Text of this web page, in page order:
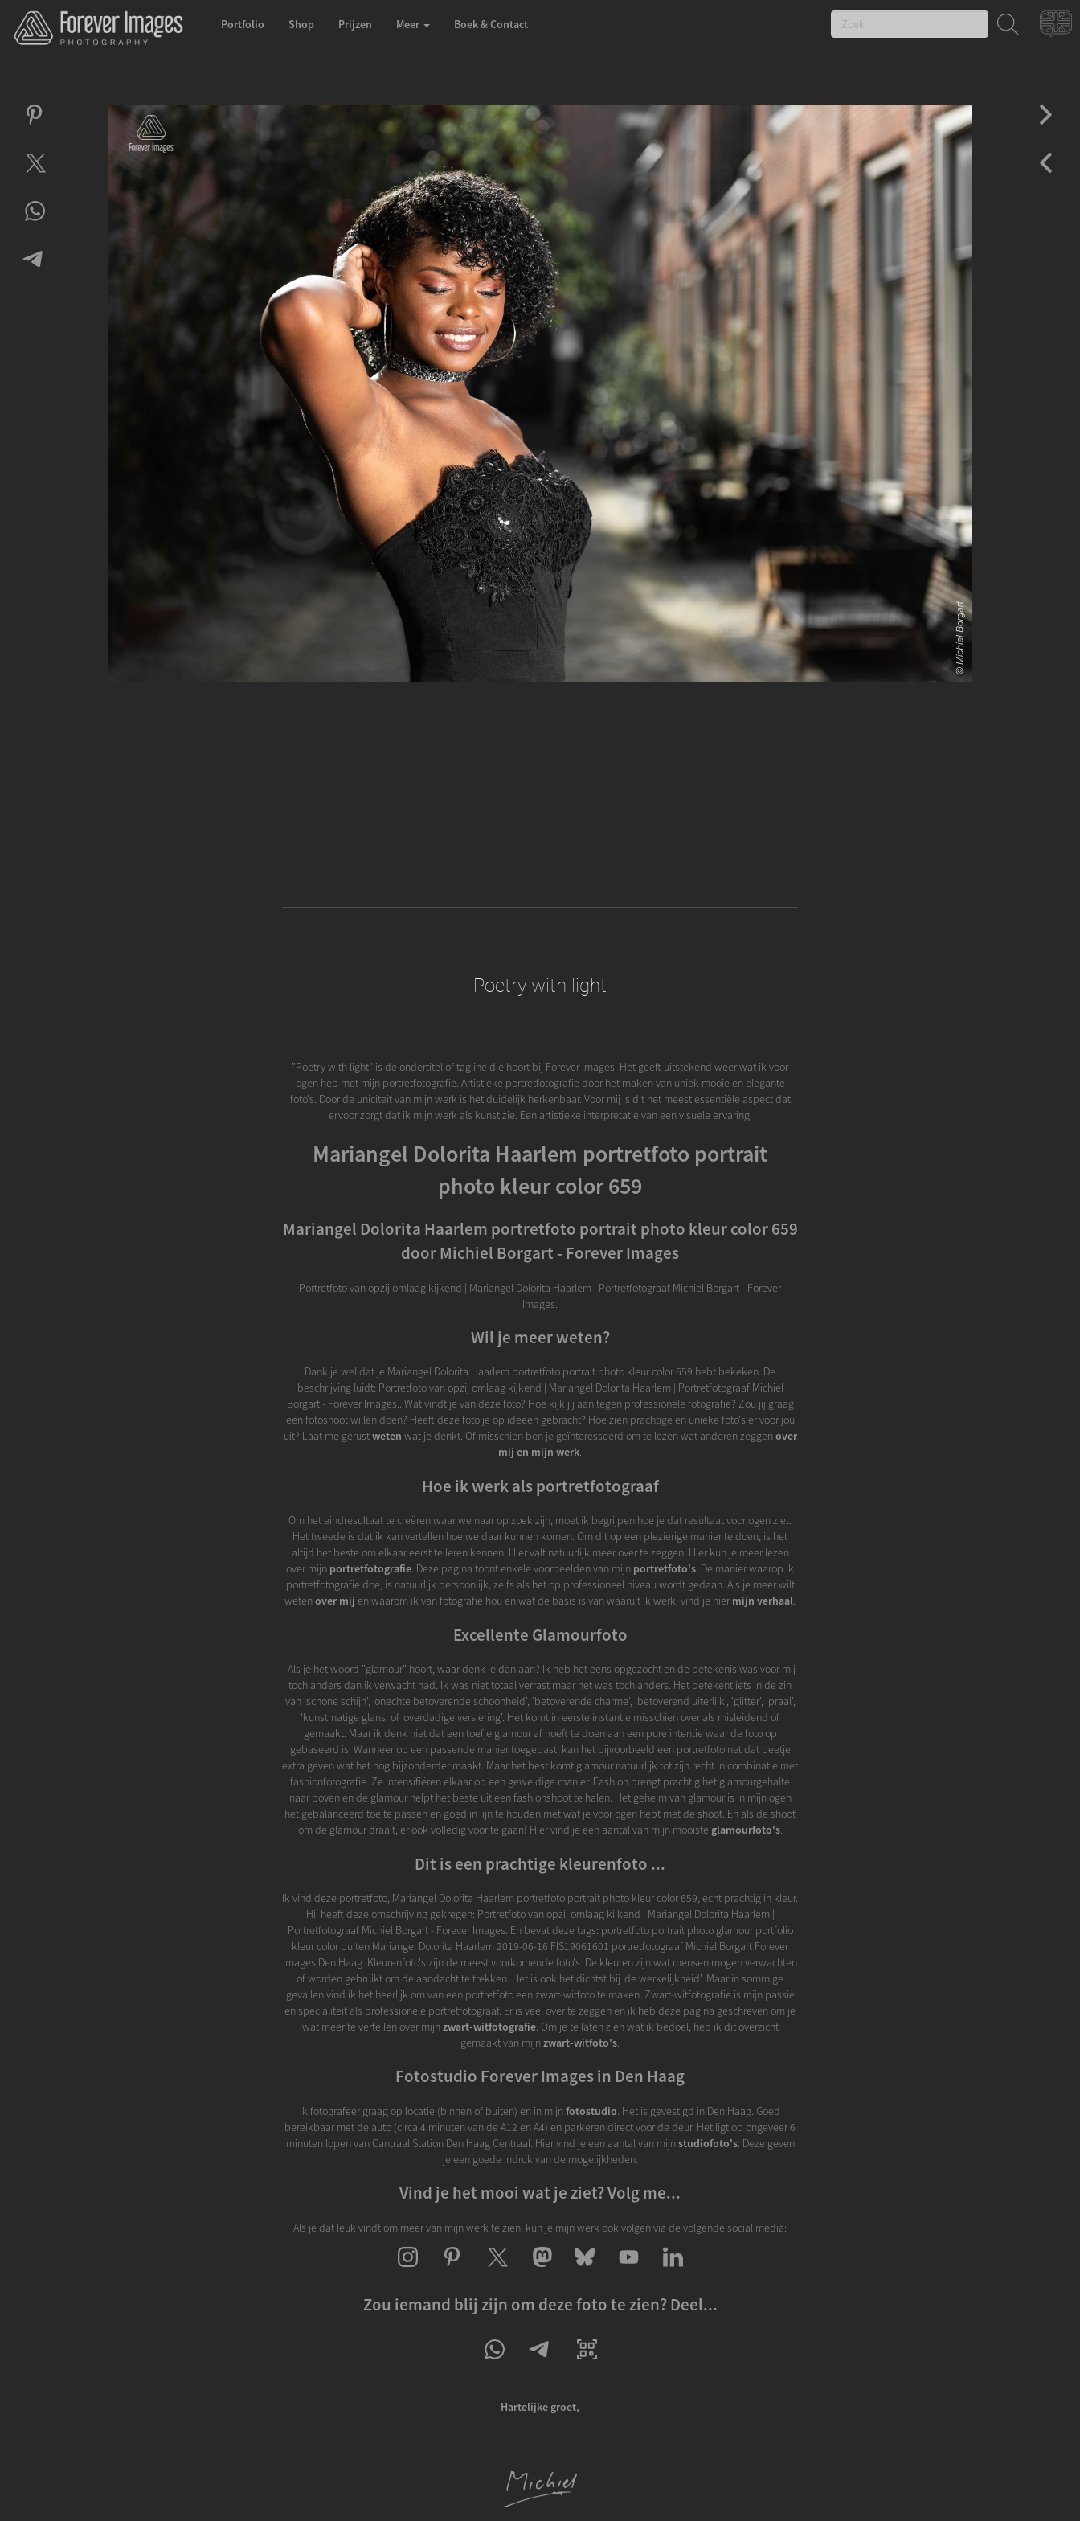
Portfolio Shop Prijzen Meer Boek & Contact
Poetry with light
"Poetry with light" is de ondertitel of tagline die hoort bij Forever Images. Het geeft uitstekend weer wat ik voor
ogen heb met mijn portretfotografie. Artistieke portretfotografie door het maken van uniek mooie en elegante
foto's. Door de uniciteit van mijn werk is het duidelijk herkenbaar. Voor mij is dit het meest essentiële aspect dat
ervoor zorgt dat ik mijn werk als kunst zie. Een artistieke interpretatie van een visuele ervaring.
Mariangel Dolorita Haarlem portretfoto portrait
photo kleur color 659
Mariangel Dolorita Haarlem portretfoto portrait photo kleur color 659
door Michiel Borgart - Forever Images
Portretfoto van opzij omlaag kijkend | Mariangel Dolorita Haarlem | Portretfotograaf Michiel Borgart - Forever
Images.
Wil je meer weten?
Dank je wel dat je Mariangel Dolorita Haarlem portretfoto portrait photo kleur color 659 hebt bekeken. De
beschrijving luidt: Portretfoto van opzij omlaag kijkend | Mariangel Dolorita Haarlem | Portretfotograaf Michiel
Borgart - Forever Images.. Wat vindt je van deze foto? Hoe kijk jij aan tegen professionele fotografie? Zou jij graag
een fotoshoot willen doen? Heeft deze foto je op ideeën gebracht? Hoe zien prachtige en unieke foto's er voor jou
uit? Laat me gerustweten wat je denkt. Of misschien ben je geïnteresseerd om te lezen wat anderen zeggenover
mij en mijn werk.
Hoe ik werk als portretfotograaf
Om het eindresultaat te creëren waar we naar op zoek zijn, moet ik begrijpen hoe je dat resultaat voor ogen ziet.
Het tweede is dat ik kan vertellen hoe we daar kunnen komen. Om dit op een plezierige manier te doen, is het
altijd het beste om elkaar eerst te leren kennen. Hier valt natuurlijk meer over te zeggen. Hier kun je meer lezen
over mijn portretfotografie. Deze pagina toont enkele voorbeelden van mijn portretfoto's. De manier waarop ik
portretfotografie doe, is natuurlijk persoonlijk, zelfs als het op professioneel niveau wordt gedaan. Als je meer wilt
wetenover mij en waarom ik van fotografie hou en wat de basis is van waaruit ik werk, vind je hiermijn verhaal.
Excellente Glamourfoto
Als je het woord "glamour" hoort, waar denk je dan aan? Ik heb het eens opgezocht en de betekenis was voor mij
toch anders dan ik verwacht had. Ik was niet totaal verrast maar het was toch anders. Het betekent iets in de zin
van 'schone schijn', 'onechte betoverende schoonheid', 'betoverende charme', 'betoverend uiterlijk', 'glitter', 'praal',
'kunstmatige glans' of 'overdadige versiering'. Het komt in eerste instantie misschien over als misleidend of
gemaakt. Maar ik denk niet dat een toefje glamour af hoeft te doen aan een pure intentie waar de foto op
gebaseerd is. Wanneer op een passende manier toegepast, kan het bijvoorbeeld een portretfoto net dat beetje
extra geven wat het nog bijzonderder maakt. Maar het best komt glamour natuurlijk tot zijn recht in combinatie met
fashionfotografie. Ze intensifiëren elkaar op een geweldige manier. Fashion brengt prachtig het glamourgehalte
naar boven en de glamour helpt het beste uit een fashionshoot te halen. Het geheim van glamour is in mijn ogen
het gebalanceerd toe te passen en goed in lijn te houden met wat je voor ogen hebt met de shoot. En als de shoot
om de glamour draait, er ook volledig voor te gaan! Hier vind je een aantal van mijn mooiste glamourfoto's.
Dit is een prachtige kleurenfoto ...
Ik vind deze portretfoto, Mariangel Dolorita Haarlem portretfoto portrait photo kleur color 659, echt prachtig in kleur.
Hij heeft deze omschrijving gekregen: Portretfoto van opzij omlaag kijkend | Mariangel Dolorita Haarlem |
Portretfotograaf Michiel Borgart - Forever Images. En bevat deze tags: portretfoto portrait photo glamour portfolio
kleur color buiten Mariangel Dolorita Haarlem 2019-06-16 FIS19061601 portretfotograaf Michiel Borgart Forever
Images Den Haag. Kleurenfoto's zijn de meest voorkomende foto's. De kleuren zijn wat mensen mogen verwachten
of worden gebruikt om de aandacht te trekken. Het is ook het dichtst bij 'de werkelijkheid'. Maar in sommige
gevallen vind ik het heerlijk om van een portretfoto een zwart-witfoto te maken. Zwart-witfotografie is mijn passie
en specialiteit als professionele portretfotograaf. Er is veel over te zeggen en ik heb deze pagina geschreven om je
wat meer te vertellen over mijnzwart-witfotografie. Om je te laten zien wat ik bedoel, heb ik dit overzicht
gemaakt van mijnzwart-witfoto's.
Fotostudio Forever Images in Den Haag
Ik fotografeer graag op locatie (binnen of buiten) en in mijnfotostudio. Het is gevestigd in Den Haag. Goed
bereikbaar met de auto (circa 4 minuten van de A12 en A4) en parkeren direct voor de deur. Het ligt op ongeveer 6
minuten lopen van Cantraal Station Den Haag Centraal. Hier vind je een aantal van mijnstudiofoto's. Deze geven
je een goede indruk van de mogelijkheden.
Vind je het mooi wat je ziet? Volg me...
Als je dat leuk vindt om meer van mijn werk te zien, kun je mijn werk ook volgen via de volgende social media:
Zou iemand blij zijn om deze foto te zien? Deel...
Hartelijke groet,